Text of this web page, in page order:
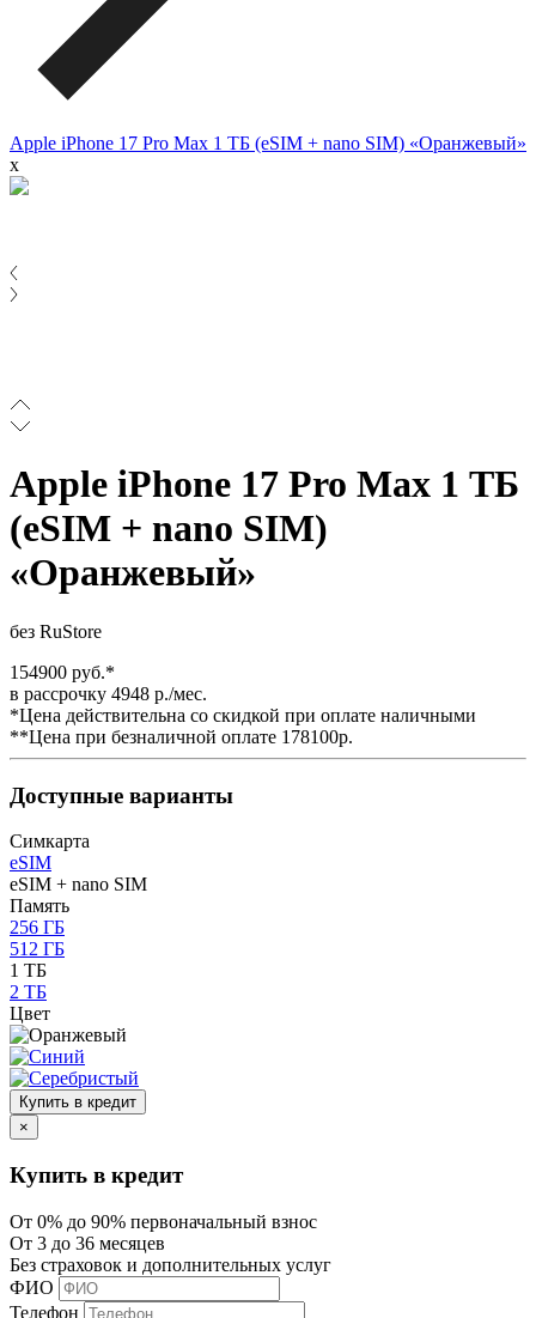
Apple iPhone 17 Pro Max 1 ТБ (eSIM + nano SIM) «Оранжевый»
x
Apple iPhone 17 Pro Max 1 ТБ
(eSIM + nano SIM)
«Оранжевый»
без RuStore
154900 руб.*
в рассрочку 4948 р./мес.
*Цена действительна со скидкой при оплате наличными
**Цена при безналичной оплате 178100р.
Доступные варианты
Симкарта
eSIM
eSIM + nano SIM
Память
256 ГБ
512 ГБ
1 ТБ
2 ТБ
Цвет
Купить в кредит
×
Купить в кредит
От 0% до 90% первоначальный взнос
От 3 до 36 месяцев
Без страховок и дополнительных услуг
ФИО
Телефон